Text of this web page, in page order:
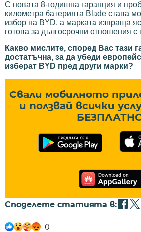
С новата 8-годишна гаранция и
километра батерията Blade става
избор на BYD, а марката изпраща
готова за дългосрочни отношения с
Какво мислите, според Вас тази
достатъчна, за да убеди
изберат BYD пред други марки?
Свали мобилното
и ползвай всички
Споделете статията в:
0